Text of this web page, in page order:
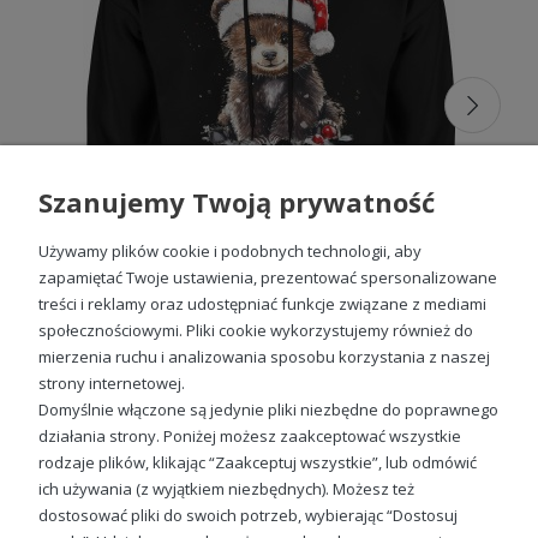
zimowe męskie
to doskonały wybór dla każdego
mężczyzny. Ich uniwersalność sprawia, że są idealnym
upominkiem zarówno dla miłośników sportowego stylu, jak
i tych, którzy cenią klasyczną elegancję w codziennym
wydaniu.
Bluzę z kapturem zimowąmożna nosić
zarówno w połączeniu ze spodniami dresowymi, jak i
jeansami, co czyni ją wszechstronnym elementem
dni, zapewniając ciepło i komfort. Dodatkowo, szeroki
wybór kolorów i wzorów pozwala dopasować produkt do
indywidualnych upodobań.
Miś w czapce świętego mikołaja Męska bluza z kapturem
Sprawdź nasze social media
Szanujemy Twoją prywatność
Używamy plików cookie i podobnych technologii, aby
zapamiętać Twoje ustawienia, prezentować spersonalizowane
treści i reklamy oraz udostępniać funkcje związane z mediami
społecznościowymi. Pliki cookie wykorzystujemy również do
mierzenia ruchu i analizowania sposobu korzystania z naszej
strony internetowej.
Domyślnie włączone są jedynie pliki niezbędne do poprawnego
działania strony. Poniżej możesz zaakceptować wszystkie
rodzaje plików, klikając “Zaakceptuj wszystkie”, lub odmówić
ich używania (z wyjątkiem niezbędnych). Możesz też
dostosować pliki do swoich potrzeb, wybierając “Dostosuj